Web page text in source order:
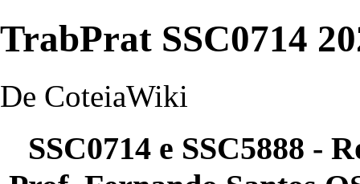
TrabPrat SSC0714
De CoteiaWiki
SSC0714 e SSC5888 -